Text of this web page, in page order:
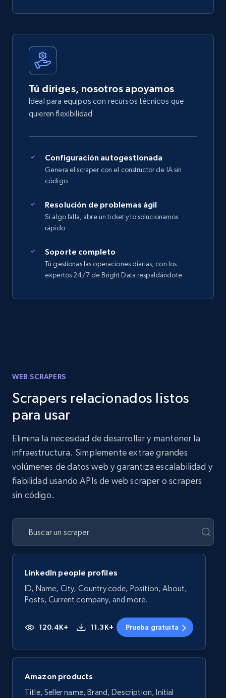
Tú diriges, nosotros apoyamos
Ideal para equipos con recursos técnicos que
quieren flexibilidad
Configuración autogestionada
Genera el scraper con el constructor de IA sin
código
Resolución de problemas ágil
Si algo falla, abre un ticket y lo solucionamos
rápido
Soporte completo
Tú gestionas las operaciones diarias, con los
expertos 24/7 de Bright Data respaldándote
WEB SCRAPERS
Scrapers relacionados listos
para usar
Elimina la necesidad de desarrollar y mantener la
infraestructura. Simplemente extrae grandes
volúmenes de datos web y garantiza escalabilidad y
fiabilidad usando APIs de web scraper o scrapers
sin código.
LinkedIn people profiles
ID, Name, City, Country code, Position, About,
Posts, Current company, and more.
120.4K+ 11.3K+ Prueba gratuita
Amazon products
Title, Seller name, Brand, Description, Initial